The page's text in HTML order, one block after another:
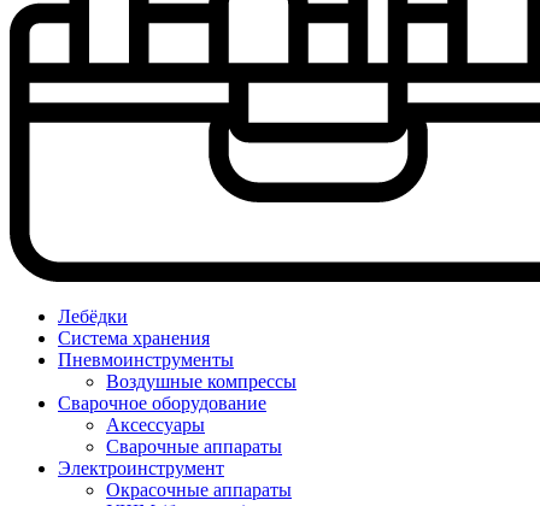
Лебёдки
Система хранения
Пневмоинструменты
Воздушные компрессы
Сварочное оборудование
Аксессуары
Сварочные аппараты
Электроинструмент
Окрасочные аппараты